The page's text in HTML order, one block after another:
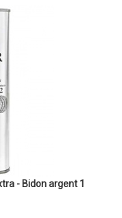
- Bidon argent 1